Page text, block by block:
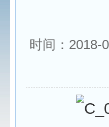
时间：2018-